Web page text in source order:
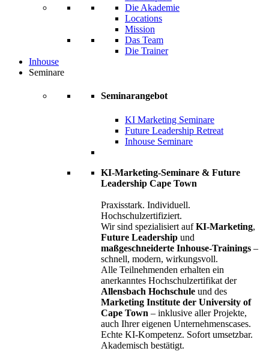
Die Akademie
Locations
Mission
Das Team
Die Trainer
Inhouse
Seminare
Seminarangebot
KI Marketing Seminare
Future Leadership Retreat
Inhouse Seminare
KI-Marketing-Seminare & Future
Leadership Cape Town
Praxisstark. Individuell.
Hochschulzertifiziert.
Wir sind spezialisiert aufKI-Marketing,
Future Leadership und
maßgeschneiderte Inhouse-Trainings –
schnell, modern, wirkungsvoll.
Alle Teilnehmenden erhalten ein
anerkanntes Hochschulzertifikat der
Allensbach Hochschule und des
Marketing Institute der University of
Cape Town – inklusive aller Projekte,
auch Ihrer eigenen Unternehmenscases.
Echte KI-Kompetenz. Sofort umsetzbar.
Akademisch bestätigt.